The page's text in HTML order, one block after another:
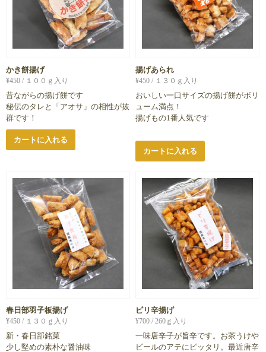
かき餅揚げ
¥450 / １００ｇ入り
昔ながらの揚げ餅です
秘伝のタレと「アオサ」の相性が抜
群です！
カートに入れる
揚げあられ
¥450 / １３０ｇ入り
おいしい一口サイズの揚げ餅がボリ
ューム満点！
揚げもの1番人気です
カートに入れる
春日部羽子板揚げ
¥450 / １３０ｇ入り
新・春日部銘菓
少し堅めの素朴な醤油味
ピリ辛揚げ
¥700 / 260ｇ入り
一味唐辛子が旨辛です。お茶うけや
ビールのアテにピッタリ。最近唐辛